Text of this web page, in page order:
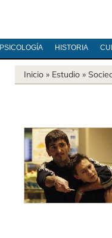
PSICOLOGÍA HISTORIA
Inicio » Estudio »